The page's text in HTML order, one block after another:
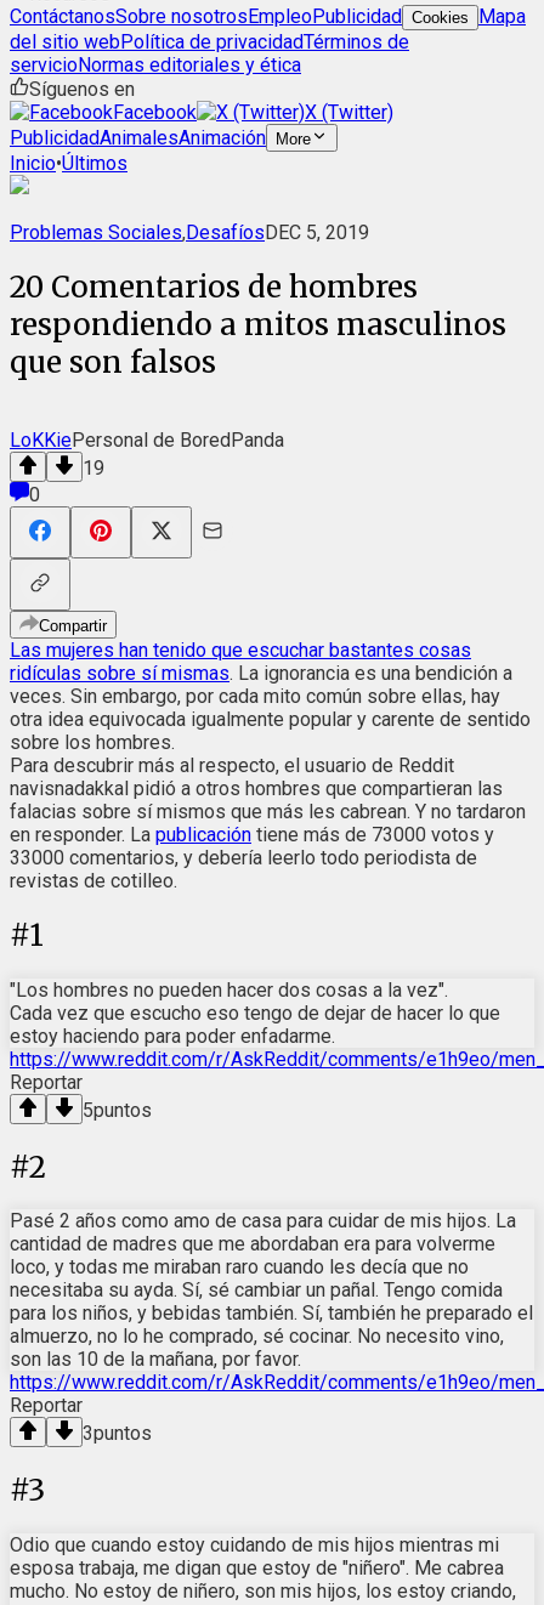
ContáctanosSobre nosotrosEmpleoPublicidad Cookies
Mapa
del sitio webPolítica de privacidadTérminos de
servicioNormas editoriales y ética
Síguenos en
Facebook
X (Twitter)
PublicidadAnimalesAnimación More
Inicio•Últimos
Problemas Sociales,DesafíosDEC 5, 2019
20 Comentarios de hombres
respondiendo a mitos masculinos
que son falsos
LoKKiePersonal de BoredPanda
19
0
Compartir
Las mujeres han tenido que escuchar bastantes cosas
ridículas sobre sí mismas. La ignorancia es una bendición a
veces. Sin embargo, por cada mito común sobre ellas, hay
otra idea equivocada igualmente popular y carente de sentido
sobre los hombres.
Para descubrir más al respecto, el usuario de Reddit
navisnadakkal pidió a otros hombres que compartieran las
falacias sobre sí mismos que más les cabrean. Y no tardaron
en responder. La publicación tiene más de 73000 votos y
33000 comentarios, y debería leerlo todo periodista de
revistas de cotilleo.
#1
"Los hombres no pueden hacer dos cosas a la vez".
Cada vez que escucho eso tengo de dejar de hacer lo que
estoy haciendo para poder enfadarme.
https://www.reddit.com/r/AskReddit/comments/e1h9eo/
Reportar
5puntos
#2
Pasé 2 años como amo de casa para cuidar de mis hijos. La
cantidad de madres que me abordaban era para volverme
loco, y todas me miraban raro cuando les decía que no
necesitaba su ayda. Sí, sé cambiar un pañal. Tengo comida
para los niños, y bebidas también. Sí, también he preparado el
almuerzo, no lo he comprado, sé cocinar. No necesito vino,
son las 10 de la mañana, por favor.
https://www.reddit.com/r/AskReddit/comments/e1h9eo/
Reportar
3puntos
#3
Odio que cuando estoy cuidando de mis hijos mientras mi
esposa trabaja, me digan que estoy de "niñero". Me cabrea
mucho. No estoy de niñero, son mis hijos, los estoy criando,